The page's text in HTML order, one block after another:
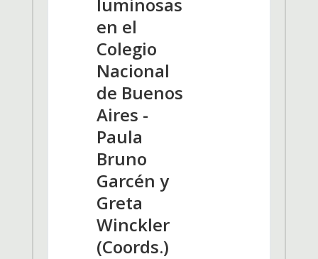
en el
Colegio
Nacional
de Buenos
Aires -
Paula
Bruno
Garcén y
Greta
Winckler
(Coords.)